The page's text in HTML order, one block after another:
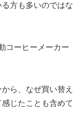
方も多いのではな
コーヒーメーカー
ら、なぜ買い替え
じたことも含めて